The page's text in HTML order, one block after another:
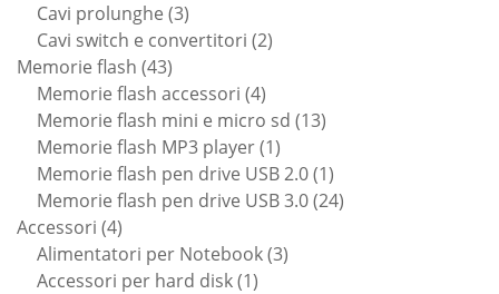
prodotto
Cavi prolunghe 33
prodotti
Cavi switch e convertitori 22
Memorie flash 4343
prodotti
Memorie flash accessori 44
prodotti
Memorie flash mini e micro sd 1313
Memorie flash MP3 player 11
prodotto
Memorie flash pen drive USB 2.0 11
prodotto
Memorie flash pen drive USB 3.0 2424
Accessori 44
prodotti
Alimentatori per Notebook 33
Accessori per hard disk 11